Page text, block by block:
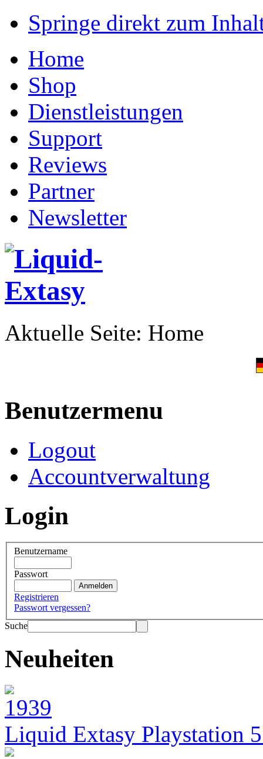
Springe direkt zum
Home
Shop
Dienstleistungen
Support
Reviews
Partner
Newsletter
Aktuelle Seite: Home
Benutzermenu
Logout
Accountverwaltung
Login
Benutzername
Passwort
Registrieren
Passwort vergessen?
Suche
Neuheiten
Liquid Extasy Playstation